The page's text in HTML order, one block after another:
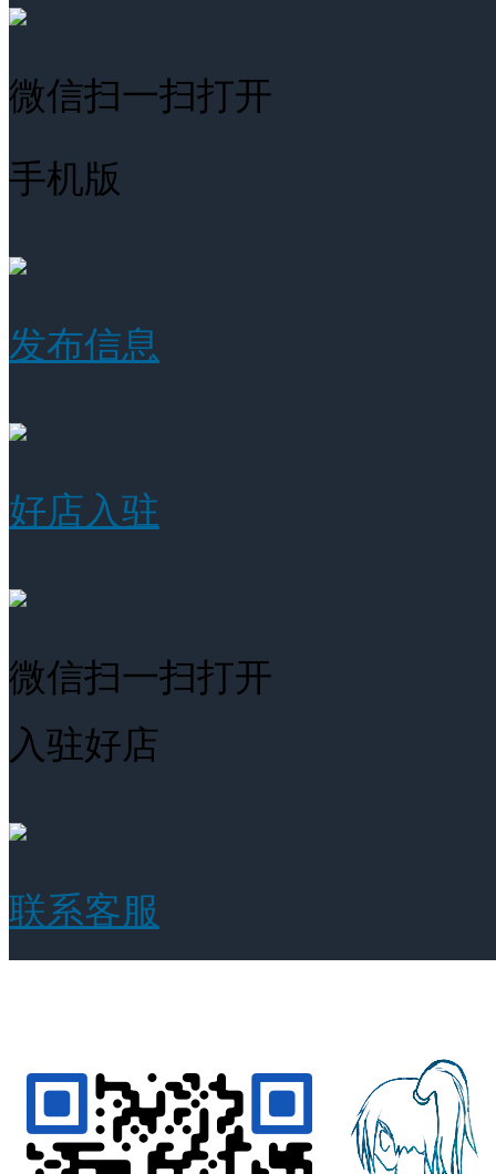
微信扫一扫打开
手机版
发布信息
好店入驻
微信扫一扫打开
入驻好店
联系客服